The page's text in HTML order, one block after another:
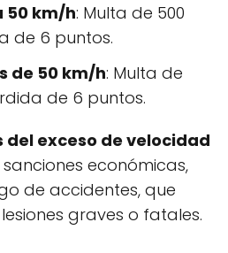
50 km/h: Multa de 500
de 6 puntos.
de 50 km/h: Multa de
de 6 puntos.
del exceso de velocidad
económicas,
de accidentes, que
graves o fatales.